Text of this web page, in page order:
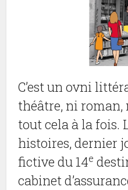
C’est un ovni
théâtre, ni roman,
tout cela à la fois.
histoires, dernier
fictive du 14e
cabinet